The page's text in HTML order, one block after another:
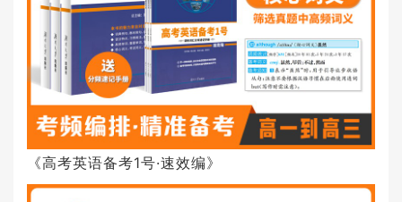
《高考英语备考1号·速效编》